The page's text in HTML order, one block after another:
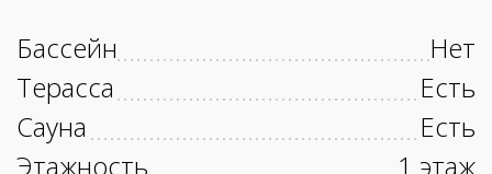
Бассейн
Нет
Терасса
Есть
Сауна
Есть
Этажность
1 этаж